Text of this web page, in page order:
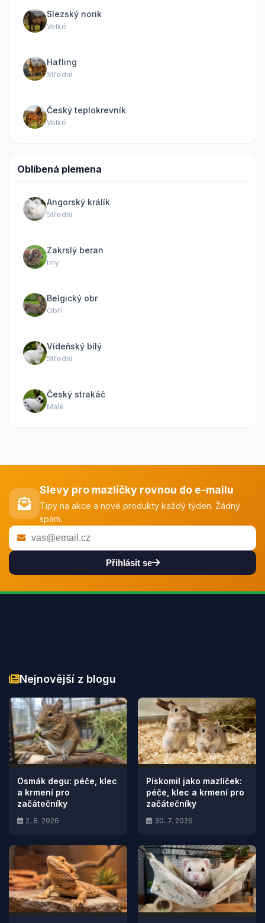
Slezský norik
Velké
Hafling
Střední
Český teplokrevník
Velké
Oblíbená plemena
Angorský králík
Střední
Zakrslý beran
tiny
Belgický obr
Obří
Vídeňský bílý
Střední
Český strakáč
Malé
Slevy pro mazlíčky rovnou do e-mailu
Tipy na akce a nové produkty každý týden. Žádný
spam.
Přihlásit se
Nejnovější z blogu
Osmák degu: péče, klec
a krmení pro
začátečníky
2. 8. 2026
Pískomil jako mazlíček:
péče, klec a krmení pro
začátečníky
30. 7. 2026